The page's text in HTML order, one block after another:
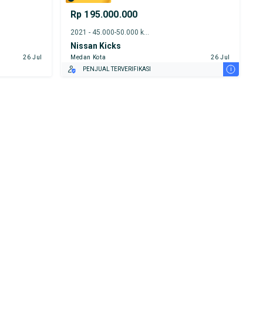
26 Jul
Rp 195.000.000
2021 - 45.000-50.000 km
Nissan Kicks
Medan Kota
26 Jul
PENJUAL TERVERIFIKASI
i